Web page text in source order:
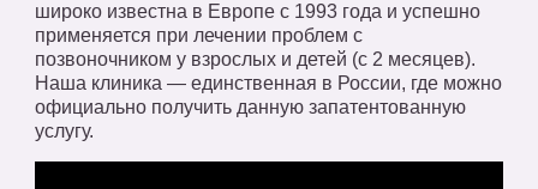
широко известна в Европе с 1993 года и успешно
применяется при лечении проблем с
позвоночником у взрослых и детей (с 2 месяцев).
Наша клиника — единственная в России, где можно
официально получить данную запатентованную
услугу.